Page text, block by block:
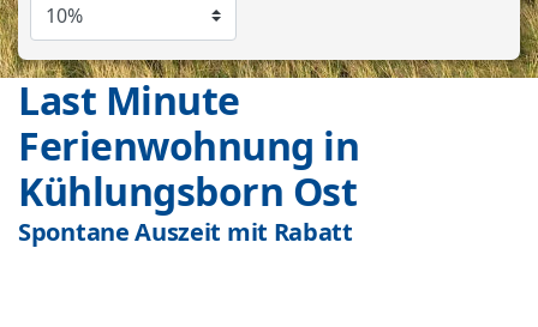
Last Minute
Ferienwohnung in
Kühlungsborn Ost
Spontane Auszeit mit Rabatt